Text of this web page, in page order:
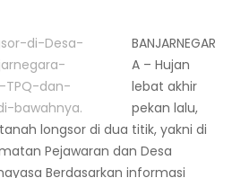
BANJARNEGAR
A – Hujan
lebat akhir
pekan lalu,
longsor di dua titik, yakni di
Pejawaran dan Desa
Berdasarkan informasi